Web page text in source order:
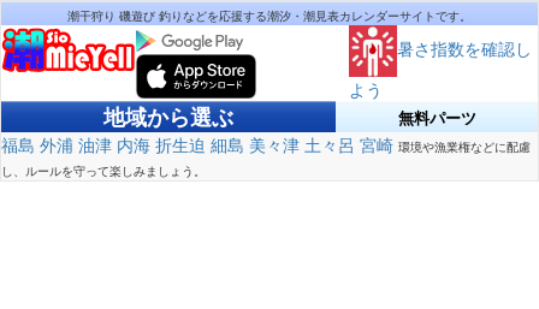
潮干狩り 磯遊び 釣りなどを応援する潮汐・潮見表カレンダーサイトです。
暑さ指数を確認し
よう
地域から選ぶ 無料パーツ
福島 外浦 油津 内海 折生迫 細島 美々津 土々呂 宮崎 環境や漁業権などに配慮
し、ルールを守って楽しみましょう。